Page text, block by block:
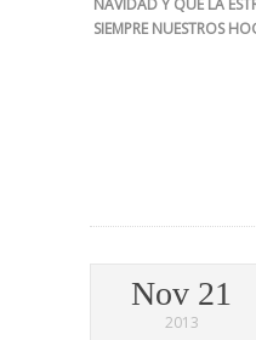
SIEMPRE NUESTROS
Nov 21
2013